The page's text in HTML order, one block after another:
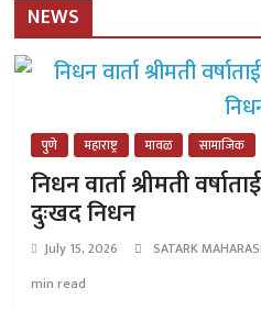
NEWS
पुणे महाराष्ट्र मावळ सामाजिक
निधन वार्ता श्रीमती
दुःखद निधन
July 15, 2026 SATARK
min read